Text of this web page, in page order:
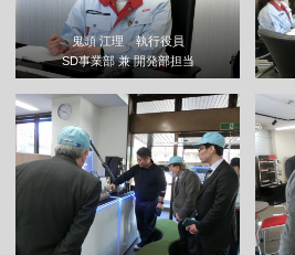
鬼頭 江理 執行役員
SD事業部 兼 開発部担当